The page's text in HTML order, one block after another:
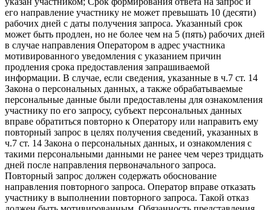
его направление участнику не может превышать 10 (десяти)
рабочих дней с даты получения запроса. Указанный срок
может быть продлен, но не более чем на 5 (пять) рабочих дней
в случае направления Оператором в адрес участника
мотивированного уведомления с указанием причин
продления срока предоставления запрашиваемой
информации. В случае, если сведения, указанные в ч.7 ст. 14
Закона о персональных данных, а также обрабатываемые
персональные данные были предоставлены для ознакомления
участнику по его запросу, субъект персональных данных
вправе обратиться повторно к Оператору или направить ему
повторный запрос в целях получения сведений, указанных в
ч.7 ст. 14 Закона о персональных данных, и ознакомления с
такими персональными данными не ранее чем через тридцать
дней после направления первоначального запроса.
Повторный запрос должен содержать обоснование
направления повторного запроса. Оператор вправе отказать
участнику в выполнении повторного запроса. Такой отказ